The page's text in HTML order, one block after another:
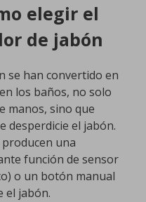
elegir el
de jabón
se han convertido en
los baños, no solo
manos, sino que
desperdicie el jabón.
una
función de sensor
o un botón manual
el jabón.